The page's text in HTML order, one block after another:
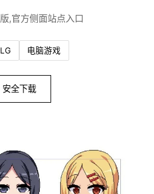
,官方侧面站点入口
电脑游戏
安全下载